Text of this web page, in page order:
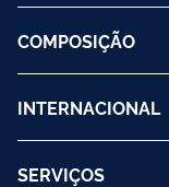
COMPOSIÇÃO
INTERNACIONAL
SERVIÇOS